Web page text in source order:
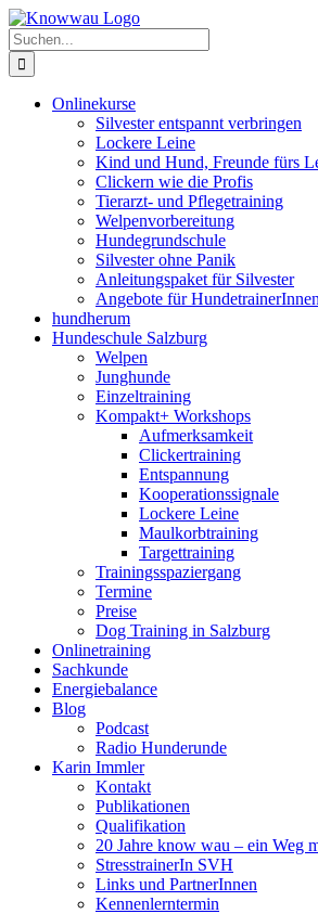
Zum
Inhalt
springen
Suche
nach:
Onlinekurse
Silvester entspannt verbringen
Lockere Leine
Kind und Hund, Freunde fürs
Clickern wie die Profis
Tierarzt- und Pflegetraining
Welpenvorbereitung
Hundegrundschule
Silvester ohne Panik
Anleitungspaket für Silvester
Angebote für HundetrainerInnen
hundherum
Hundeschule Salzburg
Welpen
Junghunde
Einzeltraining
Kompakt+ Workshops
Aufmerksamkeit
Clickertraining
Entspannung
Kooperationssignale
Lockere Leine
Maulkorbtraining
Targettraining
Trainingsspaziergang
Termine
Preise
Dog Training in Salzburg
Onlinetraining
Sachkunde
Energiebalance
Blog
Podcast
Radio Hunderunde
Karin Immler
Kontakt
Publikationen
Qualifikation
20 Jahre know wau – ein Weg
StresstrainerIn SVH
Links und PartnerInnen
Kennenlerntermin